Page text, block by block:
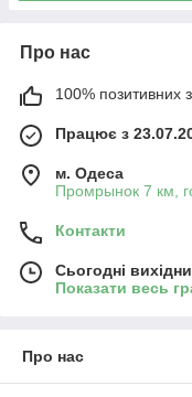
Про нас
100% позитивних з
Працює з
м. Одеса
Промрынок 7 км,
Контакти
Сьогодні
Показати весь
Про нас